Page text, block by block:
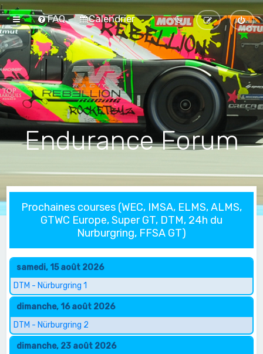
FAQ Calendrier
Endurance Forum
Prochaines courses (WEC, IMSA, ELMS, ALMS,
GTWC Europe, Super GT, DTM, 24h du
Nurburgring, FFSA GT)
samedi, 15 août 2026
DTM - Nürburgring 1
dimanche, 16 août 2026
DTM - Nürburgring 2
dimanche, 23 août 2026